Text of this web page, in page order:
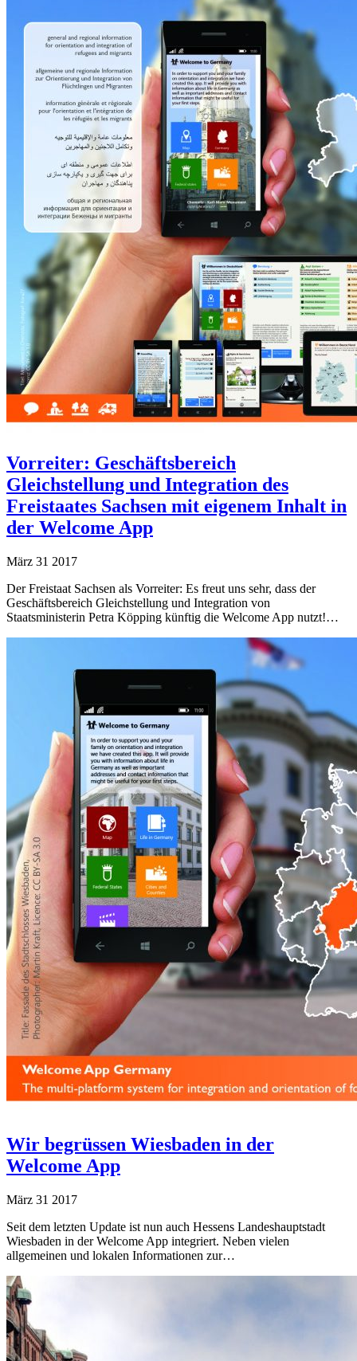
Vorreiter: Geschäftsbereich
Gleichstellung und Integration des
Freistaates Sachsen mit eigenem Inhalt in
der Welcome App
März 31 2017
Der Freistaat Sachsen als Vorreiter: Es freut uns sehr, dass der
Geschäftsbereich Gleichstellung und Integration von
Staatsministerin Petra Köpping künftig die Welcome App nutzt!…
Wir begrüssen Wiesbaden in der
Welcome App
März 31 2017
Seit dem letzten Update ist nun auch Hessens Landeshauptstadt
Wiesbaden in der Welcome App integriert. Neben vielen
allgemeinen und lokalen Informationen zur…